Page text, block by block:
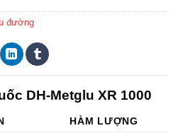
đường
DH-Metglu XR 1000
HÀM LƯỢNG